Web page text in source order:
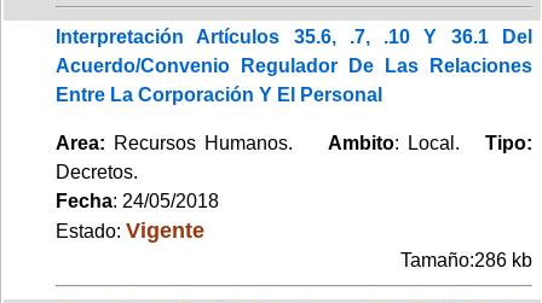
Interpretación Artículos 35.6, .7, .10 Y 36.1 Del
Acuerdo/Convenio Regulador De Las Relaciones
Entre La Corporación Y El Personal
Area: Recursos Humanos. Ambito: Local.Tipo:
Decretos.
Fecha: 24/05/2018
Estado: Vigente
Tamaño:286 kb